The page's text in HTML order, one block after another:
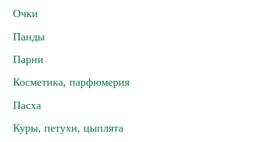
Очки
Панды
Парни
Косметика, парфюмерия
Пасха
Куры, петухи, цыплята